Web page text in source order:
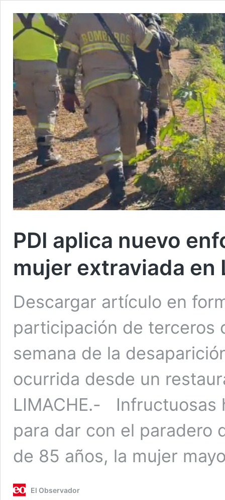
PDI aplica nuevo
mujer extraviada en
Descargar artículo en
participación de terceros
semana de la
ocurrida desde un
LIMACHE.- Infructuosas
para dar con el paradero
de 85 años, la mujer
El Observador